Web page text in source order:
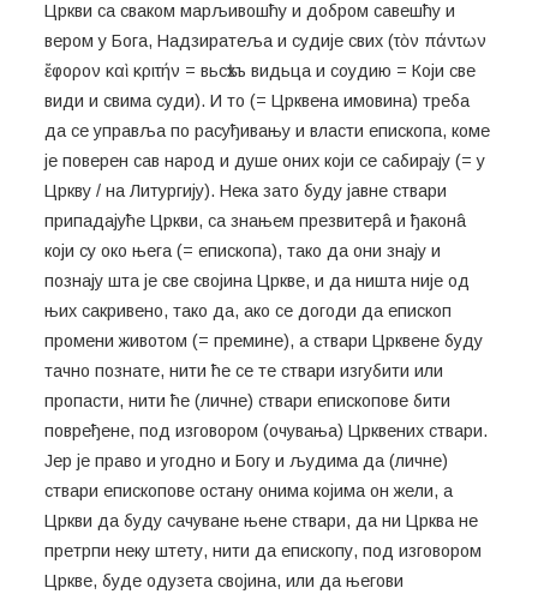
Цркви са сваком марљивошћу и добром савешћу и
вером у Бога, Надзиратеља и судије свих (τὸν πάντων
ἔφορον καὶ κριτήν = вьсѣхъ видьца и соудию = Који све
види и свима суди). И то (= Црквена имовина) треба
да се управља по расуђивању и власти епископа, коме
је поверен сав народ и душе оних који се сабирају (= у
Цркву / на Литургију). Нека зато буду јавне ствари
припадајуће Цркви, са знањем презвитерâ и ђаконâ
који су око њега (= епископа), тако да они знају и
познају шта је све својина Цркве, и да ништа није од
њих сакривено, тако да, ако се догоди да епископ
промени животом (= премине), а ствари Црквене буду
тачно познате, нити ће се те ствари изгубити или
пропасти, нити ће (личне) ствари епископове бити
повређене, под изговором (очувања) Црквених ствари.
Јер је право и угодно и Богу и људима да (личне)
ствари епископове остану онима којима он жели, а
Цркви да буду сачуване њене ствари, да ни Црква не
претрпи неку штету, нити да епископу, под изговором
Цркве, буде одузета својина, или да његови